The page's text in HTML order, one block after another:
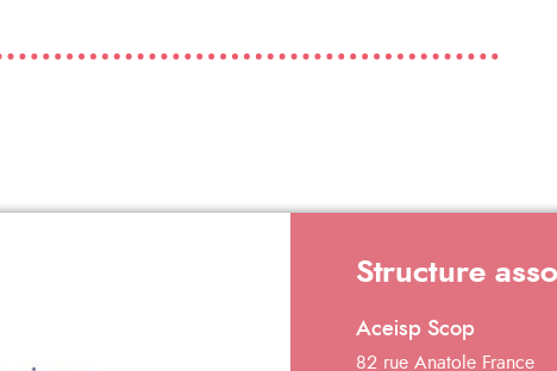
Structure
Aceisp Scop
82 rue Anatole France